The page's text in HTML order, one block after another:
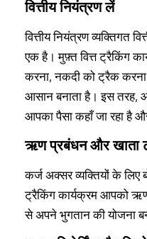
वित्तीय नियंत्रण लें
वित्तीय नियंत्रण व्यक्तिगत
एक है। मुफ़्त वित्त ट्रैकिंग
करना, नकदी को ट्रैक करना
आसान बनाता है। इस
आपका पैसा कहाँ जा रहा है
ऋण प्रबंधन और खाता
कर्ज अक्सर व्यक्तियों के लिए
ट्रैकिंग कार्यक्रम आपको
से अपने भुगतान की योजना